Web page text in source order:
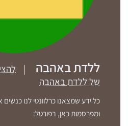
ללדת באהבה |
של ללדת באהבה
כל ידע שמצאנו כרלוונטי לנו
ומפרסמות כאן, בפורטל: